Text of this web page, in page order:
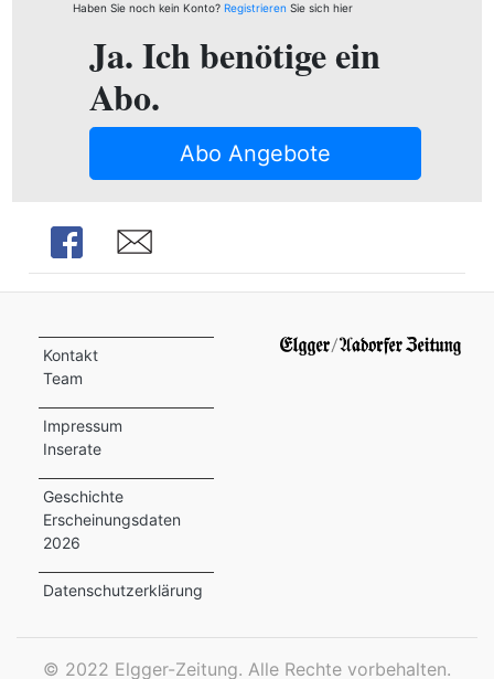
Haben Sie noch kein Konto? RegistrierenSie sich hier
Ja. Ich benötige ein
Abo.
Abo Angebote
Share Share
Kontakt
Team
Impressum
Inserate
Geschichte
Erscheinungsdaten
2026
Datenschutzerklärung
© 2022 Elgger-Zeitung. Alle Rechte vorbehalten.